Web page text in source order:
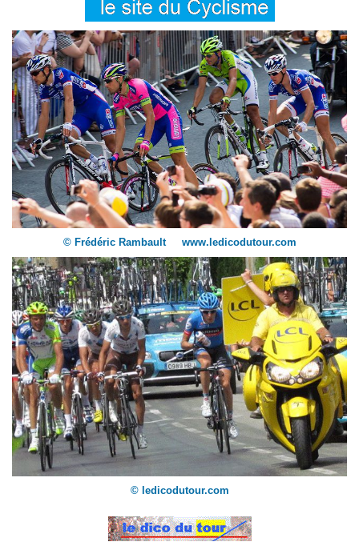
© Frédéric Rambault www.ledicodutour.com
© ledicodutour.com